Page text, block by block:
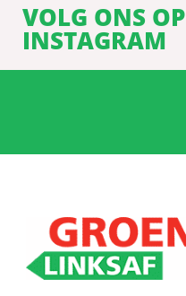
VOLG ONS OP
INSTAGRAM